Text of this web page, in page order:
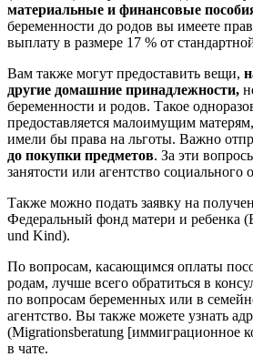
материальные и финансовые
беременности до родов вы имеете
выплату в размере 17 % от
Вам также могут предоставить вещи,
другие домашние принадлежности,
беременности и родов. Такое
предоставляется малоимущим
имели бы права на льготы. Важно
до покупки предметов. За эти
занятости или агентство социального
Также можно подать заявку на
Федеральный фонд матери и ребенка
und Kind).
По вопросам, касающимся оплаты
родам, лучше всего обратиться в
по вопросам беременных или в
агентство. Вы также можете узнать
(Migrationsberatung [иммиграционное
в чате.